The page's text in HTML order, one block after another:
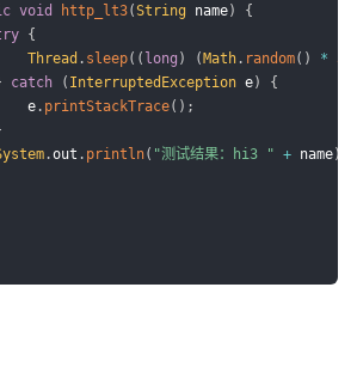
void http_lt3(String name)
{
{
Thread . sleep( ( long ) (Math . random( ) *
catch ( InterruptedException e)
{
e
. printStackTrace( ) ;
.out . println( "测试结果：hi3 " + name)